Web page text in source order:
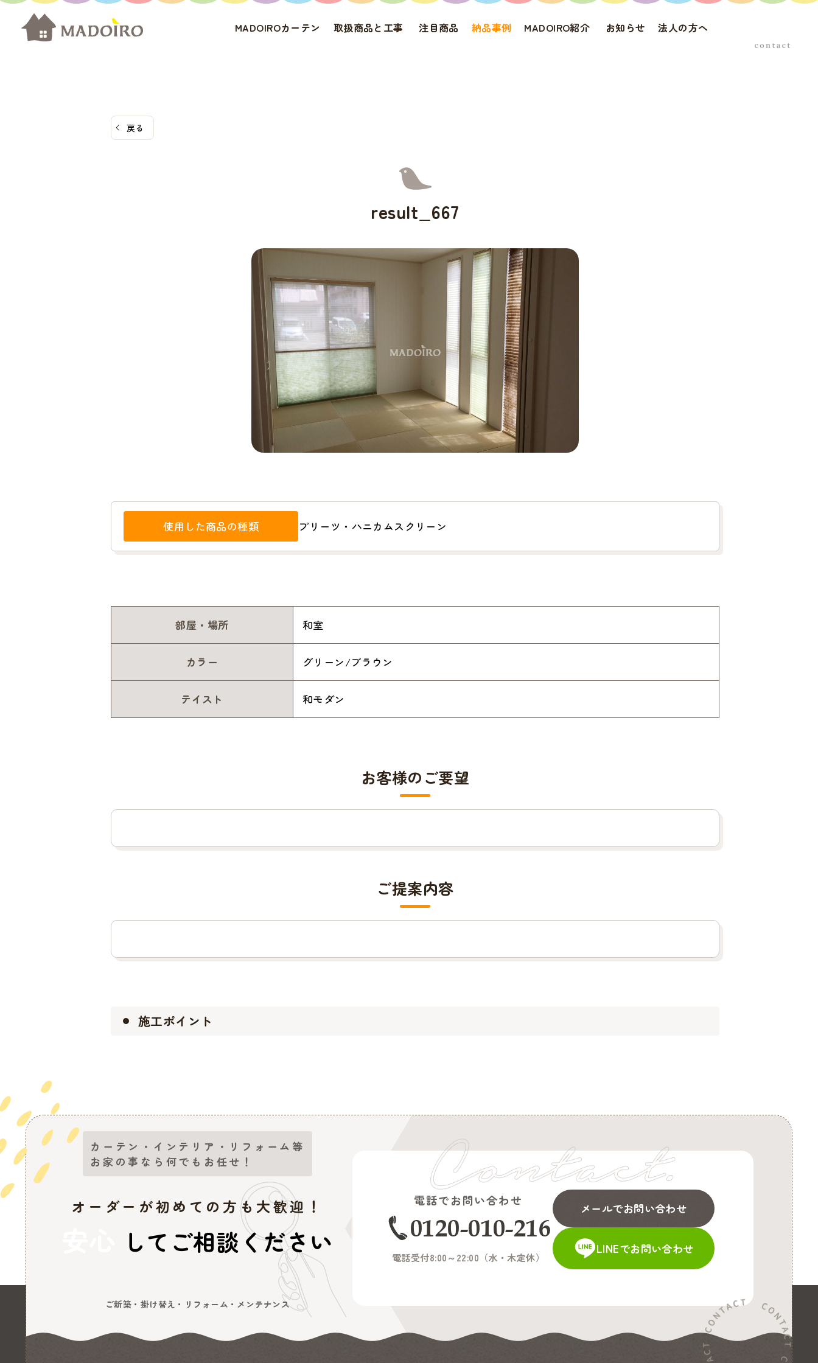
コ
MADOIROカーテン 取扱商品と工事 注目商品 納品事例 MADOIRO紹介 お知らせ 法人の方へ
戻る
result_667
使用した商品の種類 プリーツ・ハニカムスクリーン
部屋・場所 和室
カラー グリーン/ブラウン
テイスト 和モダン
お客様のご要望
ご提案内容
施工ポイント
カーテン・インテリア・リフォーム等
お家の事なら何でもお任せ！
オーダーが初めての方も大歓迎！
してご相談ください
ご新築・掛け替え・リフォーム・メンテナンス
電話でお問い合わせ
0120-010-216
電話受付8:00～22:00（水・木定休）
メールでお問い合わせ
LINEでお問い合わせ